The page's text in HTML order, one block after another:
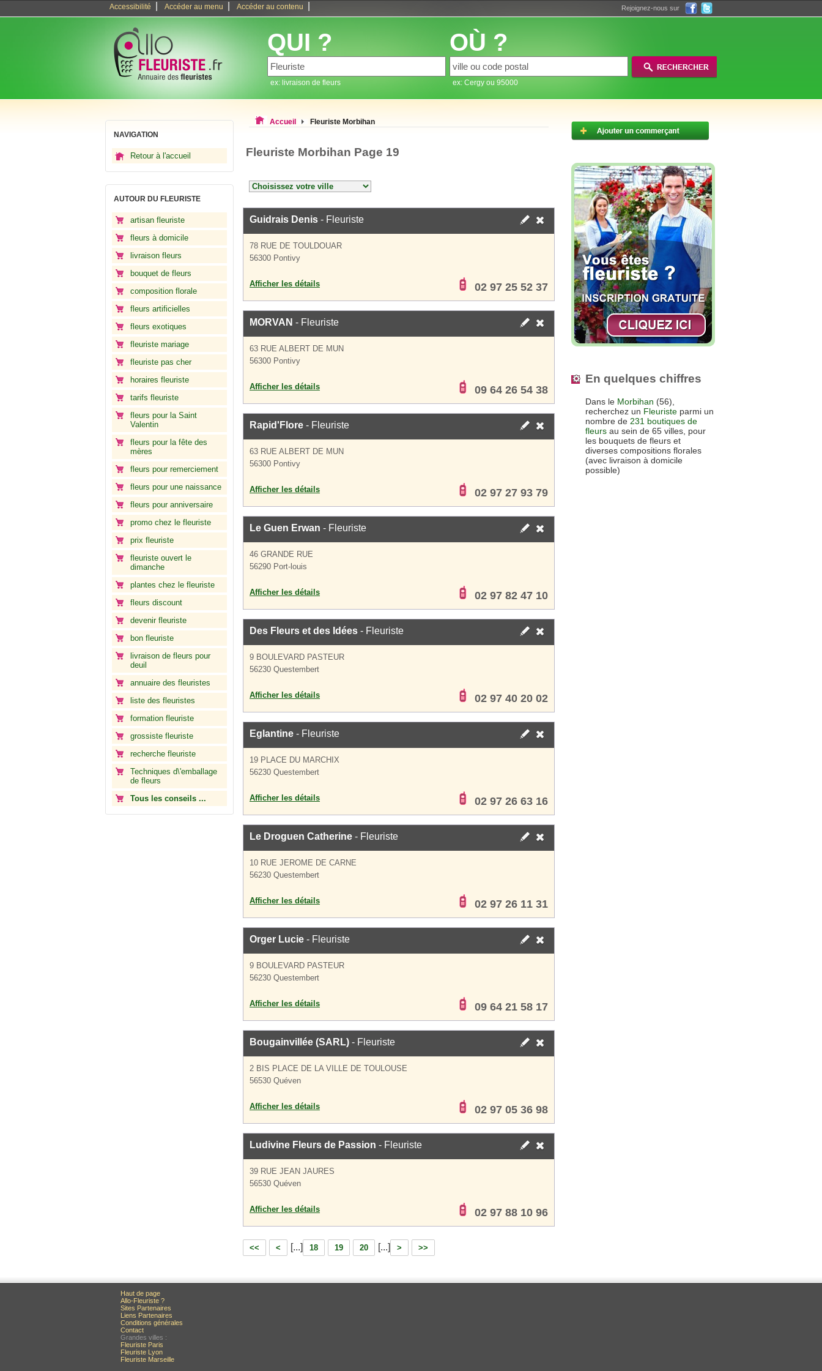
Accessibilité Accéder au menu Accéder au contenu Rejoignez-nous sur
QUI ?
ex: livraison de fleurs
OÙ ?
ex: Cergy ou 95000
NAVIGATION
Retour à l'accueil
AUTOUR DU FLEURISTE
artisan fleuriste
fleurs à domicile
livraison fleurs
bouquet de fleurs
composition florale
fleurs artificielles
fleurs exotiques
fleuriste mariage
fleuriste pas cher
horaires fleuriste
tarifs fleuriste
fleurs pour la Saint
Valentin
fleurs pour la fête des
mères
fleurs pour remerciement
fleurs pour une naissance
fleurs pour anniversaire
promo chez le fleuriste
prix fleuriste
fleuriste ouvert le
dimanche
plantes chez le fleuriste
fleurs discount
devenir fleuriste
bon fleuriste
livraison de fleurs pour
deuil
annuaire des fleuristes
liste des fleuristes
formation fleuriste
grossiste fleuriste
recherche fleuriste
Techniques d\'emballage
de fleurs
Tous les conseils ...
Accueil Fleuriste Morbihan
Fleuriste Morbihan Page 19
Guidrais Denis - Fleuriste
78 RUE DE TOULDOUAR
56300 Pontivy
Afficher les détails 02 97 25 52 37
MORVAN - Fleuriste
63 RUE ALBERT DE MUN
56300 Pontivy
Afficher les détails 09 64 26 54 38
Rapid'Flore - Fleuriste
63 RUE ALBERT DE MUN
56300 Pontivy
Afficher les détails 02 97 27 93 79
Le Guen Erwan - Fleuriste
46 GRANDE RUE
56290 Port-louis
Afficher les détails 02 97 82 47 10
Des Fleurs et des Idées - Fleuriste
9 BOULEVARD PASTEUR
56230 Questembert
Afficher les détails 02 97 40 20 02
Eglantine - Fleuriste
19 PLACE DU MARCHIX
56230 Questembert
Afficher les détails 02 97 26 63 16
Le Droguen Catherine - Fleuriste
10 RUE JEROME DE CARNE
56230 Questembert
Afficher les détails 02 97 26 11 31
Orger Lucie - Fleuriste
9 BOULEVARD PASTEUR
56230 Questembert
Afficher les détails 09 64 21 58 17
Bougainvillée (SARL) - Fleuriste
2 BIS PLACE DE LA VILLE DE TOULOUSE
56530 Quéven
Afficher les détails 02 97 05 36 98
Ludivine Fleurs de Passion - Fleuriste
39 RUE JEAN JAURES
56530 Quéven
Afficher les détails 02 97 88 10 96
<< < [...] 18 19 20 [...] > >>
En quelques chiffres
Dans le Morbihan (56),
recherchez un Fleuriste parmi un
nombre de 231 boutiques de
fleurs au sein de 65 villes, pour
les bouquets de fleurs et
diverses compositions florales
(avec livraison à domicile
possible)
Haut de page
Allo-Fleuriste ?
Sites Partenaires
Liens Partenaires
Conditions générales
Contact
Grandes villes :
Fleuriste Paris
Fleuriste Lyon
Fleuriste Marseille